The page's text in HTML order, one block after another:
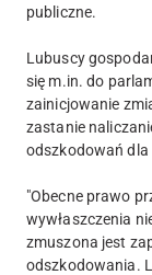
publiczne.
Lubuscy
się m.in. do
zainicjowanie
zastanie
odszkodowań dla
"Obecne prawo
wywłaszczenia
zmuszona jest
odszkodowania.